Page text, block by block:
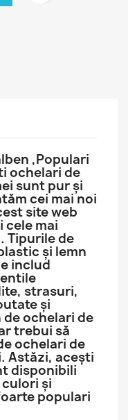
,Populari
ochelari de
sunt pur și
cei mai noi
site web
cele mai
Tipurile de
și lemn
includ
strasuri,
și
ochelari de
trebui să
ochelari de
Astăzi, acești
disponibili
și
populari